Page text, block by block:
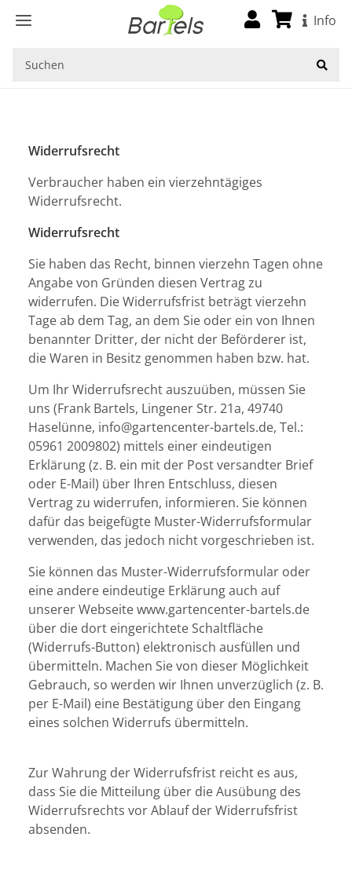
Info
Startseite
Widerrufsrecht
Verbraucher haben ein vierzehntägiges
Widerrufsrecht.
Widerrufsrecht
Sie haben das Recht, binnen vierzehn Tagen ohne
Angabe von Gründen diesen Vertrag zu
widerrufen. Die Widerrufsfrist beträgt vierzehn
Tage ab dem Tag, an dem Sie oder ein von Ihnen
benannter Dritter, der nicht der Beförderer ist,
die Waren in Besitz genommen haben bzw. hat.
Um Ihr Widerrufsrecht auszuüben, müssen Sie
uns (Frank Bartels, Lingener Str. 21a, 49740
Haselünne, info@gartencenter-bartels.de, Tel.:
05961 2009802) mittels einer eindeutigen
Erklärung (z. B. ein mit der Post versandter Brief
oder E-Mail) über Ihren Entschluss, diesen
Vertrag zu widerrufen, informieren. Sie können
dafür das beigefügte Muster-Widerrufsformular
verwenden, das jedoch nicht vorgeschrieben ist.
Sie können das Muster-Widerrufsformular oder
eine andere eindeutige Erklärung auch auf
unserer Webseite www.gartencenter-bartels.de
über die dort eingerichtete Schaltfläche
(Widerrufs-Button) elektronisch ausfüllen und
übermitteln. Machen Sie von dieser Möglichkeit
Gebrauch, so werden wir Ihnen unverzüglich (z. B.
per E-Mail) eine Bestätigung über den Eingang
eines solchen Widerrufs übermitteln.
Zur Wahrung der Widerrufsfrist reicht es aus,
dass Sie die Mitteilung über die Ausübung des
Widerrufsrechts vor Ablauf der Widerrufsfrist
absenden.